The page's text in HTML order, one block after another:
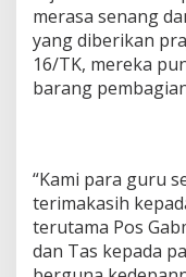
merasa senang
yang diberikan
16/TK, mereka
barang
“Kami para guru
terimakasih
terutama Pos
dan Tas kepada